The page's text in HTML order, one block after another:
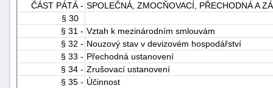
ČÁST PÁTÁ - SPOLEČNÁ, ZMOCŇOVACÍ, PŘECHODNÁ A
§ 30
§ 31 - Vztah k mezinárodním smlouvám
§ 32 - Nouzový stav v devizovém hospodářství
§ 33 - Přechodná ustanovení
§ 34 - Zrušovací ustanovení
§ 35 - Účinnost